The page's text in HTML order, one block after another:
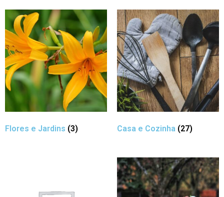
Flores e Jardins (3) Casa e Cozinha (27)